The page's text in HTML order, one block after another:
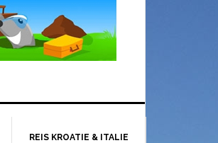
REIS KROATIE & ITALIE